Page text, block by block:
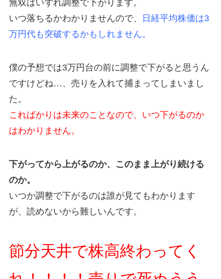
無双はいずれ調整で下がります。
いつ落ちるかわかりませんので、
日経平均株価は3
万円代も突破するかもしれません。
僕の予想では3万円台の前に調整で下がると思うん
ですけどね…、売りを入れて捕まってしまいまし
た。
こればかりは未来のことなので、いつ下がるのか
はわかりません。
下がってから上がるのか、このまま上がり続ける
のか。
いつか調整で下がるのは誰が見てもわかります
が、読めないから難しいんです。
節分天井で株高終わってく